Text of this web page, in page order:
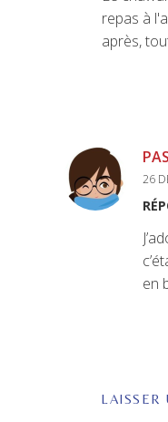
repas à
après,
26
en
LAISSER